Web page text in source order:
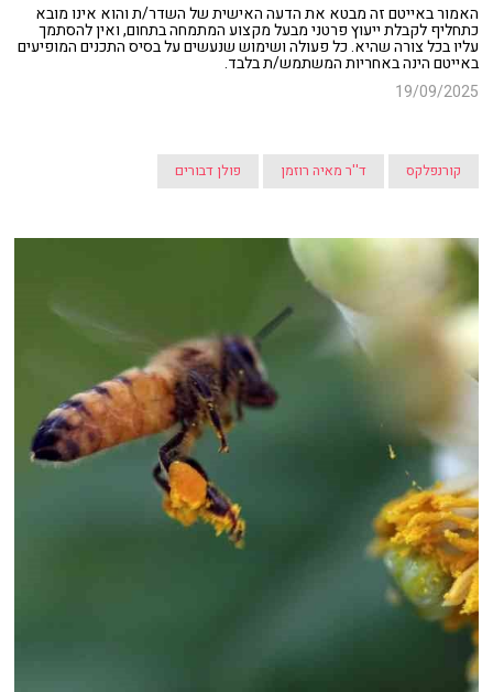
האמור באייטם זה מבטא את הדעה האישית של השדר/ת והוא אינו מובא
כתחליף לקבלת ייעוץ פרטני מבעל מקצוע המתמחה בתחום, ואין להסתמך
עליו בכל צורה שהיא. כל פעולה ושימוש שנעשים על בסיס התכנים המופיעים
באייטם הינה באחריות המשתמש/ת בלבד.
19/09/2025
קורנפלקס ד''ר מאיה רוזמן פולן דבורים